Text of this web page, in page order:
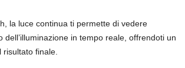
la luce continua ti permette di vedere
dell’illuminazione in tempo reale, offrendoti un
risultato finale.